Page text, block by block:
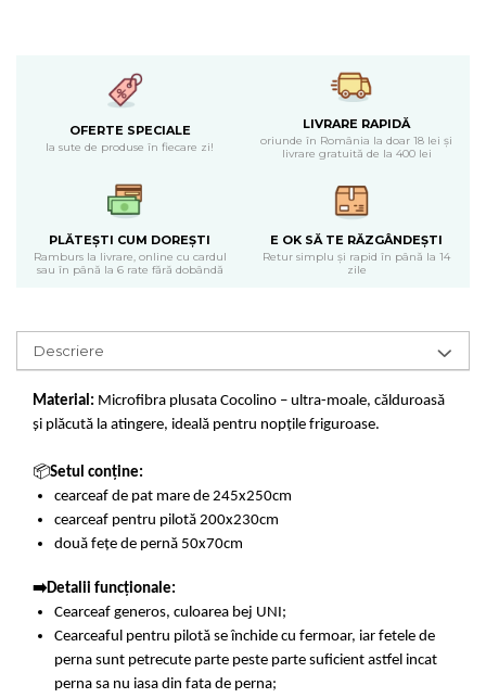
OFERTE SPECIALE
la sute de produse în fiecare zi!
LIVRARE RAPIDĂ
oriunde în România la doar 18 lei și
livrare gratuită de la 400 lei
PLĂTEȘTI CUM DOREȘTI
Ramburs la livrare, online cu cardul
sau în până la 6 rate fără dobândă
E OK SĂ TE RĂZGÂNDEȘTI
Retur simplu și rapid în până la 14
zile
Descriere
Material: Microfibra plusata Cocolino – ultra-moale, călduroasă
și plăcută la atingere, ideală pentru nopțile friguroase.
📦Setul conține:
cearceaf de pat mare de 245x250cm
cearceaf pentru pilotă 200x230cm
două fețe de pernă 50x70cm
➡️Detalii funcționale:
Cearceaf generos, culoarea bej UNI;
Cearceaful pentru pilotă se închide cu fermoar, iar fetele de
perna sunt petrecute parte peste parte suficient astfel incat
perna sa nu iasa din fata de perna;